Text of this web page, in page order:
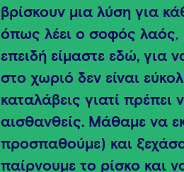
βρίσκουν μια λύση για
όπως λέει ο σοφός λαός,
επειδή είμαστε εδώ, για
στο χωριό δεν είναι
καταλάβεις γιατί
αισθανθείς. Μάθαμε να
προσπαθούμε) και
παίρνουμε το ρίσκο και